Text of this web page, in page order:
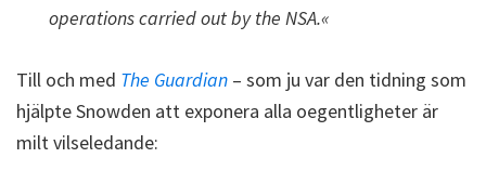
operations carried out by the NSA.«
Till och med The Guardian – som ju var den tidning som
hjälpte Snowden att exponera alla oegentligheter är
milt vilseledande: